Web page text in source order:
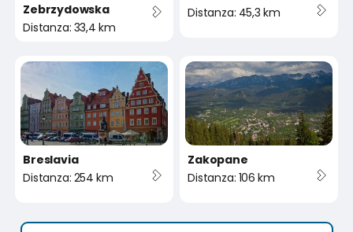
Zebrzydowska
Distanza: 33,4 km
Distanza: 45,3 km
Breslavia
Distanza: 254 km
Zakopane
Distanza: 106 km